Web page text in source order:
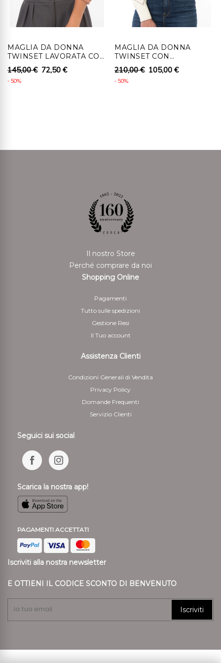
srl , senza indebito ritardo, entro 14 giorni lavorativi
dall'autorizzazione al recesso.
diritto di recesso, saranno rimborsati i pagamenti
eccezione dei costi supplementari derivanti dalla
mezzo di pagamento scelto. Il rimborso può essere
sospeso fino al ricevimento dei beni oppure fino
allíavvenuta dimostrazione da parte del cliente di aver
Per il rimborso da effettuarsi tramite bonifico bancario
il Cliente deve indicare anche le coordinate bancarie
necessarie per restituire le somme corrisposte
valore dei beni risultante da una manipolazione diversa
da quella necessaria per stabilire la natura, le
caratteristiche e il funzionamento dei beni
MAGLIA DA DONNA
TWINSET LAVORATA CON
LOGO
145,00 € 72,50 €
- 50%
MAGLIA DA DONNA
TWINSET CON
LAVORAZIONE A ROMBI
E STAMPA FLOREALE
210,00 € 105,00 €
- 50%
Il nostro Store
Perché comprare da noi
Shopping Online
Pagamenti
Tutto sulle spedizioni
Gestione Resi
Il Tuo account
Assistenza Clienti
Condizioni Generali di Vendita
Privacy Policy
Domande Frequenti
Servizio Clienti
Seguici sui social
Scarica la nostra app!
PAGAMENTI ACCETTATI
Iscriviti alla nostra newsletter
E OTTIENI IL CODICE SCONTO DI BENVENUTO
Iscriviti